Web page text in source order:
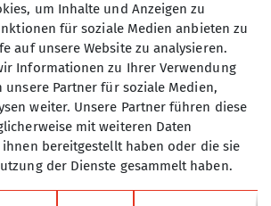
tak.de
um Inhalte und Anzeigen zu
für soziale Medien anbieten zu
auf unsere Website zu analysieren.
Informationen zu Ihrer Verwendung
unsere Partner für soziale Medien,
weiter. Unsere Partner führen diese
mit weiteren Daten
ihnen bereitgestellt haben oder die sie
der Dienste gesammelt haben.